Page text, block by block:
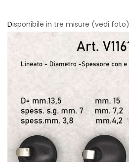
Disponibile in tre misure (vedi foto)